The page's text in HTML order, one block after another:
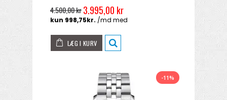
4.500,00 kr3.995,00 kr
LÆG I KURV
-11%